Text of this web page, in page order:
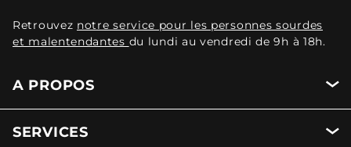
Retrouvez notre service pour les personnes sourdes
et malentendantes du lundi au vendredi de 9h à 18h.
A PROPOS
SERVICES